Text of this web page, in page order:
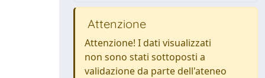
Attenzione
Attenzione! I dati visualizzati
non sono stati sottoposti a
validazione da parte dell'ateneo